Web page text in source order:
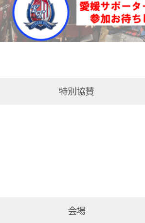
特別協賛
会場